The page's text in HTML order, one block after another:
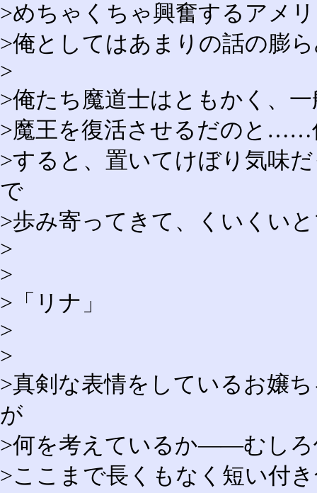
>めちゃくちゃ興奮するアメ
>俺としてはあまりの話の膨
>
>俺たち魔道士はともかく、
>魔王を復活させるだのと……
>すると、置いてけぼり気味
で
>歩み寄ってきて、くいくい
>
>
>「リナ」
>
>
>真剣な表情をしているお嬢
が
>何を考えているか――むしろ
>ここまで長くもなく短い付